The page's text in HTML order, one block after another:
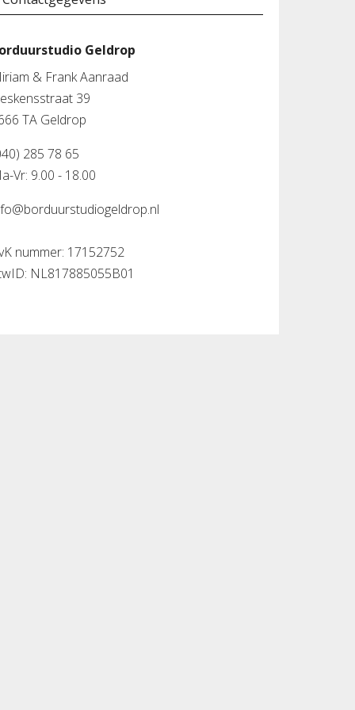
Geldrop
& Frank Aanraad
39
TA Geldrop
285 78 65
Vr: 9.00 - 18.00
nummer: 17152752
NL817885055B01